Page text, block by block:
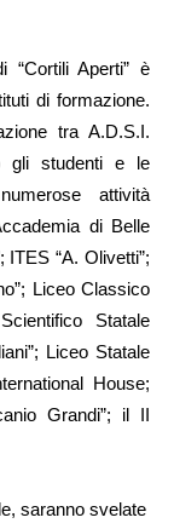
“Cortili Aperti” è
di formazione.
tra A.D.S.I.
gli studenti e le
attività
di Belle
ITES “A. Olivetti”;
Liceo Classico
Statale
Liceo Statale
House;
Grandi”; il II
saranno svelate